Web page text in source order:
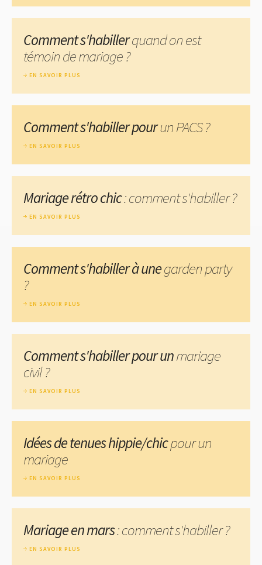
Comment s'habillerquand on est
témoin de mariage ?
EN SAVOIR PLUS
Comment s'habiller pourun PACS ?
EN SAVOIR PLUS
Mariage rétro chic: comment s'habiller ?
EN SAVOIR PLUS
Comment s'habiller à unegarden party
?
EN SAVOIR PLUS
Comment s'habiller pour unmariage
civil ?
EN SAVOIR PLUS
Idées de tenues hippie/chicpour un
mariage
EN SAVOIR PLUS
Mariage en mars: comment s'habiller ?
EN SAVOIR PLUS